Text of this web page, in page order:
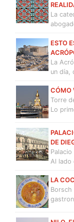
La
ESTO
La
un día,
CÓMO
Torre
Lo
DE
Al lado
LA
Borsch